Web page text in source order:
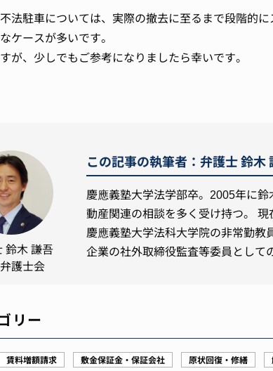
法駐車については、実際の撤去に至るまで段階的
ケースが多いです。
が、少しでもご参考になりましたら幸いです。
鈴木 謙吾
護士会
この記事の執筆者：弁護士 鈴木
慶應義塾大学法学部卒。2005年に
動産関連の相談を多く受け持つ。 現
慶應義塾大学法科大学院の非常勤
企業の社外取締役監査等委員として
リー
賃料増額請求 敷金保証金・保証会社 原状回復・修繕